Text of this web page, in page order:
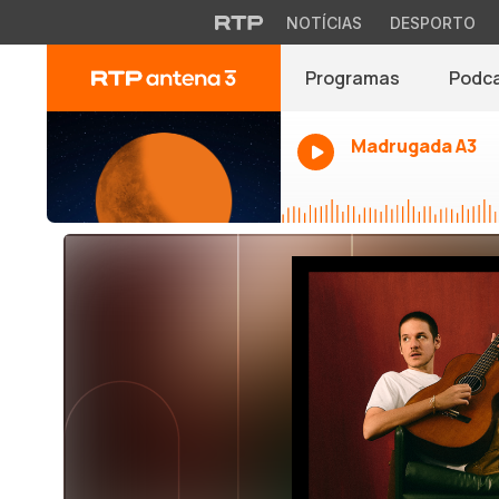
NOTÍCIAS DESPORTO
Programas
Madrugada A3